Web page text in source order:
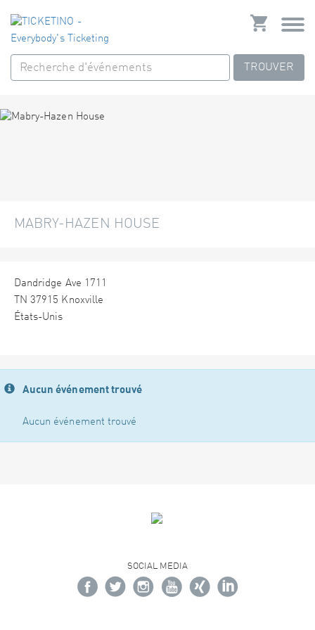
TROUVER
MABRY-HAZEN HOUSE
Dandridge Ave 1711
TN 37915 Knoxville
États-Unis
Aucun événement trouvé
Aucun événement trouvé
SOCIAL MEDIA